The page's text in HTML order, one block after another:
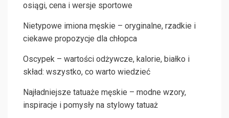
osiągi, cena i wersje sportowe
Nietypowe imiona męskie – oryginalne, rzadkie i
ciekawe propozycje dla chłopca
Oscypek – wartości odżywcze, kalorie, białko i
skład: wszystko, co warto wiedzieć
Najładniejsze tatuaże męskie – modne wzory,
inspiracje i pomysły na stylowy tatuaż